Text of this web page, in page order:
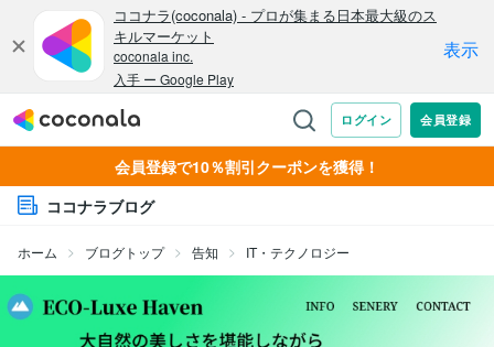
会員登録で10％割引クーポンを獲得！
ココナラブログ
ホーム ブログトップ 告知 IT・テクノロジー